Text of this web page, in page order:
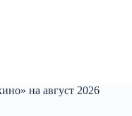
на август 2026